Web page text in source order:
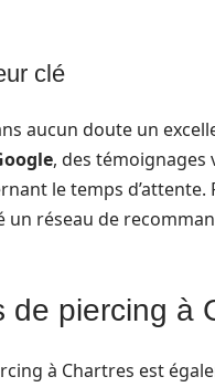
clé
aucun doute un
, des témoignages
le temps
réseau de
de piercing à
à Chartres est